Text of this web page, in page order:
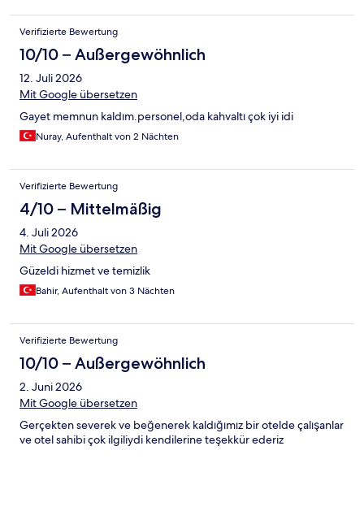
Tag geklopft - als ich sie gefragt habe ob sie in 15 min kommen
kann, da ich mich zu dem Zeitpunkt im Badezimmer befand -
meinte sie, sie hat nur dieses Zimmer und wird danach gehen.
Das war mir schon blöd, habe gesagt sie soll nur frische
Handtücher da lassen. Wenn es preislich günstig wäre, hätte ich
die Sache ganz anders betrachtet. Allerdings überteuert, nicht
Preis-Leistungsverhältnis 0
Verifizierte Bewertung
10/10 – Außergewöhnlich
12. Juli 2026
Mit Google übersetzen
Gayet memnun kaldım.personel,oda kahvaltı çok iyi idi
Nuray, Aufenthalt von 2 Nächten
Verifizierte Bewertung
4/10 – Mittelmäßig
4. Juli 2026
Mit Google übersetzen
Güzeldi hizmet ve temizlik
Bahir, Aufenthalt von 3 Nächten
Verifizierte Bewertung
10/10 – Außergewöhnlich
2. Juni 2026
Mit Google übersetzen
Gerçekten severek ve beğenerek kaldığımız bir otelde çalışanlar
ve otel sahibi çok ilgiliydi kendilerine teşekkür ederiz